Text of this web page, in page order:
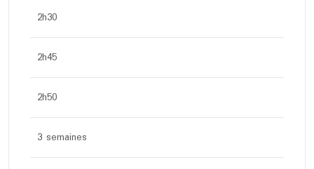
2h30
2h45
2h50
3 semaines